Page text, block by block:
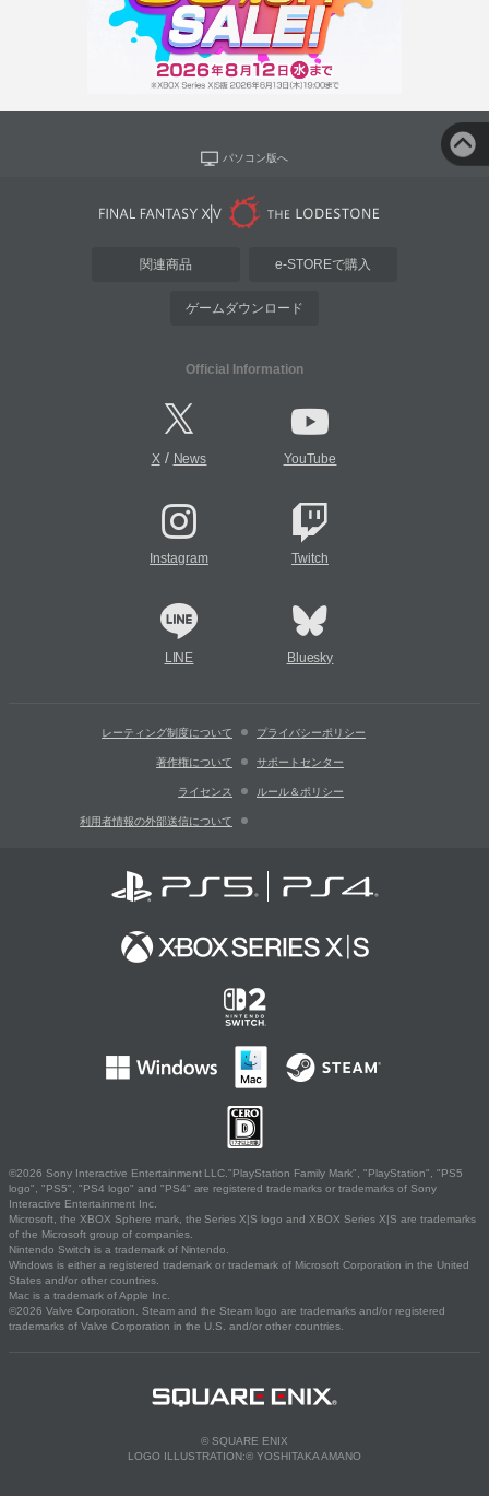
パソコン版へ
関連商品 e-STOREで購入
ゲームダウンロード
Official Information
X/ News YouTube
Instagram Twitch
LINE Bluesky
レーティング制度について プライバシーポリシー
著作権について サポートセンター
ライセンス ルール＆ポリシー
利用者情報の外部送信について
©2026 Sony Interactive Entertainment LLC."PlayStation Family Mark", "PlayStation", "PS5
logo", "PS5", "PS4 logo" and "PS4" are registered trademarks or trademarks of Sony
Interactive Entertainment Inc.
Microsoft, the XBOX Sphere mark, the Series X|S logo and XBOX Series X|S are trademarks
of the Microsoft group of companies.
Nintendo Switch is a trademark of Nintendo.
Windows is either a registered trademark or trademark of Microsoft Corporation in the United
States and/or other countries.
Mac is a trademark of Apple Inc.
©2026 Valve Corporation. Steam and the Steam logo are trademarks and/or registered
trademarks of Valve Corporation in the U.S. and/or other countries.
© SQUARE ENIX
LOGO ILLUSTRATION:© YOSHITAKA AMANO